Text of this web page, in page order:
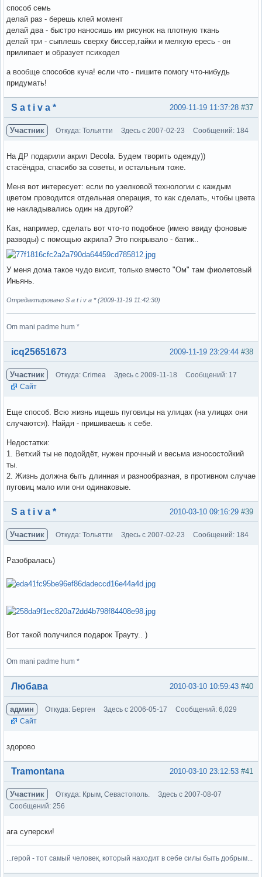
способ семь
делай раз - берешь клей момент
делай два - быстро наносишь им рисунок на плотную ткань
делай три - сыплешь сверху биссер,гайки и мелкую ересь - он
прилипает и образует психодел
а вообще способов куча! если что - пишите помогу что-нибудь
придумать!
Вне форума #37
2009-11-19 11:37:28
S a t i v a *
Участник Откуда: Тольятти Здесь с 2007-02-23 Сообщений: 184
На ДР подарили акрил Decola. Будем творить одежду))
стасёндра, спасибо за советы, и остальным тоже.
Меня вот интересует: если по узелковой технологии с каждым
цветом проводится отдельная операция, то как сделать, чтобы цвета
не накладывались один на другой?
Как, например, сделать вот что-то подобное (имею ввиду фоновые
разводы) с помощью акрила? Это покрывало - батик..
У меня дома такое чудо висит, только вместо "Ом" там фиолетовый
Иньянь.
Отредактировано S a t i v a * (2009-11-19 11:42:30)
Om mani padme hum *
Вне форума #38
2009-11-19 23:29:44
icq25651673
Участник Откуда: Crimea Здесь с 2009-11-18
Сообщений: 17
Сайт
Еще способ. Всю жизнь ищешь пуговицы на улицах (на улицах они
случаются). Найдя - пришиваешь к себе.
Недостатки:
1. Ветхий ты не подойдёт, нужен прочный и весьма износостойкий
ты.
2. Жизнь должна быть длинная и разнообразная, в противном случае
пуговиц мало или они одинаковые.
Вне форума #39
2010-03-10 09:16:29
S a t i v a *
Участник Откуда: Тольятти Здесь с 2007-02-23 Сообщений: 184
Разобралась)
Вот такой получился подарок Трауту.. )
Om mani padme hum *
Вне форума #40
2010-03-10 10:59:43
Любава
админ Откуда: Берген Здесь с 2006-05-17
Сообщений: 6,029
Сайт
здорово
Вне форума #41
2010-03-10 23:12:53
Tramontana
Участник Откуда: Крым, Севастополь.
Здесь с 2007-08-07
Сообщений: 256
ага суперски!
...герой - тот самый человек, который находит в себе силы быть добрым...